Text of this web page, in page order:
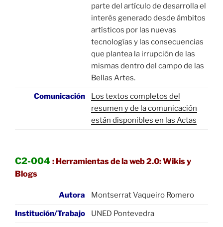
parte del artículo de desarrolla el
interés generado desde ámbitos
artísticos por las nuevas
tecnologías y las consecuencias
que plantea la irrupción de las
mismas dentro del campo de las
Bellas Artes.
Comunicación
Los textos completos del
resumen y de la comunicación
están disponibles en las Actas
C2-004 : Herramientas de la web 2.0: Wikis y
Blogs
Autora Montserrat Vaqueiro Romero
Institución/Trabajo UNED Pontevedra